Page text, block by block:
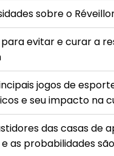
sobre o
para evitar e curar a
jogos de
e seu impacto na
das casas de
e as probabilidades